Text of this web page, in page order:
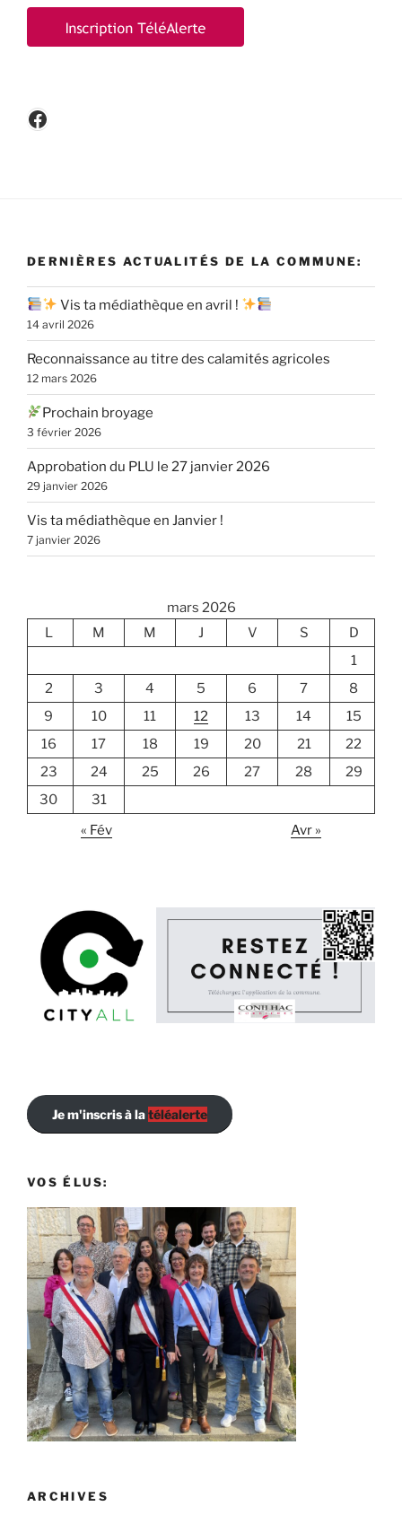
Facebook
DERNIÈRES ACTUALITÉS DE LA COMMUNE:
Vis ta médiathèque en avril !
14 avril 2026
Reconnaissance au titre des calamités agricoles
12 mars 2026
Prochain broyage
3 février 2026
Approbation du PLU le 27 janvier 2026
29 janvier 2026
Vis ta médiathèque en Janvier !
7 janvier 2026
mars 2026
L
M M J V S
D
1
2
3 4 5 6 7
8
9
10 11 12 13 14
15
16
17 18 19 20 21
22
23
24 25 26 27 28
29
30
31
« Fév
Avr »
Je m'inscris à latéléalerte
VOS ÉLUS:
ARCHIVES